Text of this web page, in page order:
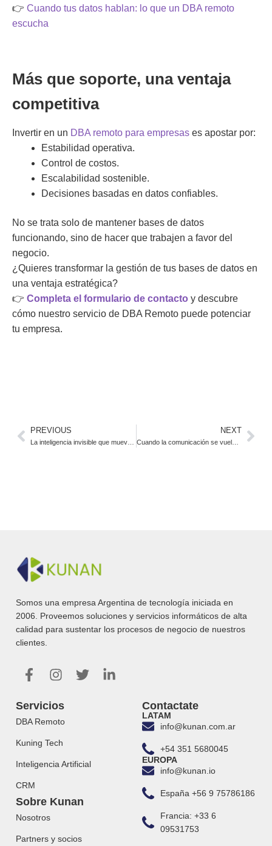
👉 Cuando tus datos hablan: lo que un DBA remoto
escucha
Más que soporte, una ventaja
competitiva
Invertir en un DBA remoto para empresas es apostar por:
Estabilidad operativa.
Control de costos.
Escalabilidad sostenible.
Decisiones basadas en datos confiables.
No se trata solo de mantener bases de datos
funcionando, sino de hacer que trabajen a favor del
negocio.
¿Quieres transformar la gestión de tus bases de datos en
una ventaja estratégica?
👉 Completa el formulario de contacto y descubre
cómo nuestro servicio de DBA Remoto puede potenciar
tu empresa.
PREVIOUS NEXT
Cuando la comunicación se vuelve sistema: el rol estratégico de la IA conversacional en salud
Somos una empresa Argentina de tecnología iniciada en
2006. Proveemos soluciones y servicios informáticos de alta
calidad para sustentar los procesos de negocio de nuestros
clientes.
Servicios
DBA Remoto
Kuning Tech
Inteligencia Artificial
CRM
Sobre Kunan
Nosotros
Partners y socios
Contactate
LATAM
info@kunan.com.ar
+54 351 5680045
EUROPA
info@kunan.io
España +56 9 75786186
Francia: +33 6
09531753